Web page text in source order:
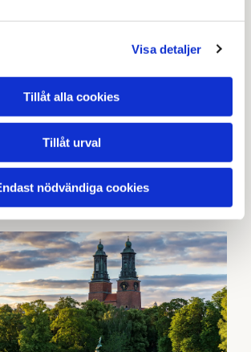
Visa detaljer
Tillåt alla cookies
Tillåt urval
nödvändiga cookies